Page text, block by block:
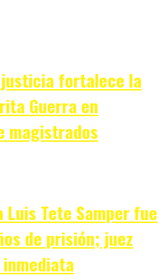
fortalece la
Guerra en
magistrados
Luis Tete Samper fue
de prisión; juez